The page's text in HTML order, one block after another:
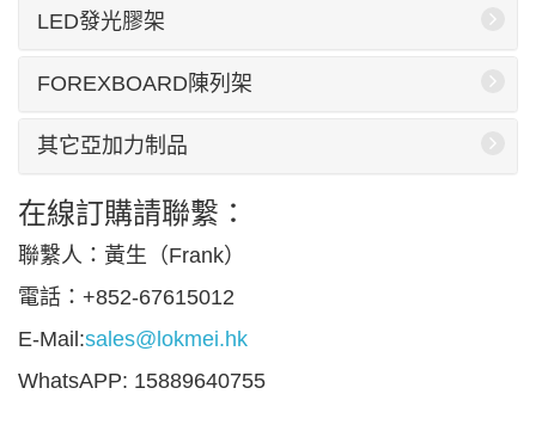
LED發光膠架
FOREXBOARD陳列架
其它亞加力制品
在線訂購請聯繫：
聯繫人：黃生（Frank）
電話：+852-67615012
E-Mail:sales@lokmei.hk
WhatsAPP: 15889640755